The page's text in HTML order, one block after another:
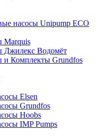
насосы Unipump ECO
Marquis
Джилекс Водомёт
и Комплекты Grundfos
Elsen
Grundfos
Hoobs
IMP Pumps